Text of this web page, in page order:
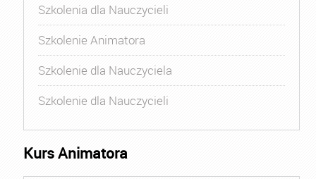
Szkolenia dla Nauczycieli
Szkolenie Animatora
Szkolenie dla Nauczyciela
Szkolenie dla Nauczycieli
Kurs Animatora